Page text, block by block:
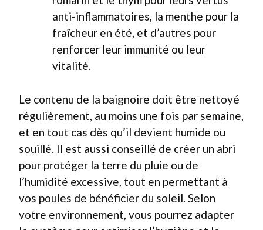
anti-inflammatoires, la menthe pour la
fraîcheur en été, et d’autres pour
renforcer leur immunité ou leur
vitalité.
Le contenu de la baignoire doit être nettoyé
régulièrement, au moins une fois par semaine,
et en tout cas dès qu’il devient humide ou
souillé. Il est aussi conseillé de créer un abri
pour protéger la terre du pluie ou de
l’humidité excessive, tout en permettant à
vos poules de bénéficier du soleil. Selon
votre environnement, vous pourrez adapter